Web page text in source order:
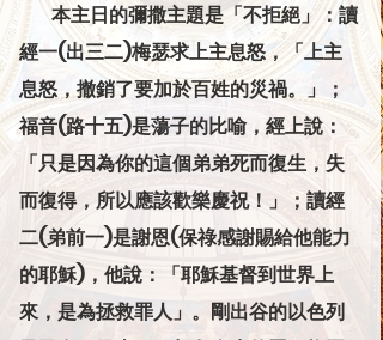
         本主日的彌撒主題是「不拒絕」：讀
經一(出三二)梅瑟求上主息怒，「上主
息怒，撤銷了要加於百姓的災禍。」；
福音(路十五)是蕩子的比喻，經上說：
「只是因為你的這個弟弟死而復生，失
而復得，所以應該歡樂慶祝！」；讀經
二(弟前一)是謝恩(保祿感謝賜給他能力
的耶穌)，他說：「耶穌基督到世界上
來，是為拯救罪人」。剛出谷的以色列